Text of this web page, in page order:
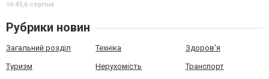
16:45,6 серпня
Рубрики новин
Загальний розділ Техніка Здоров'я
Туризм Нерухомість Транспорт